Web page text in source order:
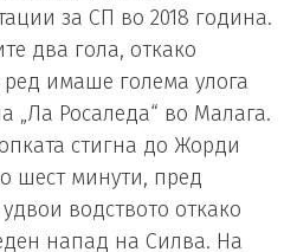
за СП во 2018 година.
два гола, откако
имаше голема улога
„Ла Росаледа“ во Малага.
стигна до Жорди
шест минути, пред
водството откако
напад на Силва. На